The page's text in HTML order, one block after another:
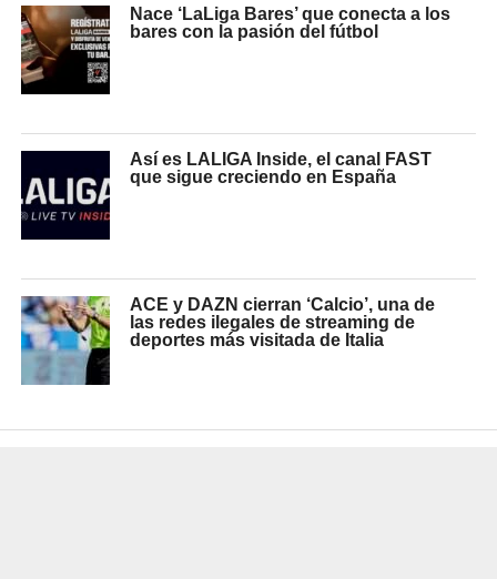
Nace ‘LaLiga Bares’ que conecta a los
bares con la pasión del fútbol
Así es LALIGA Inside, el canal FAST
que sigue creciendo en España
ACE y DAZN cierran ‘Calcio’, una de
las redes ilegales de streaming de
deportes más visitada de Italia